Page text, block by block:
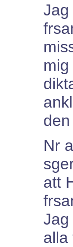
Jag
Nr
att
Jag
alla